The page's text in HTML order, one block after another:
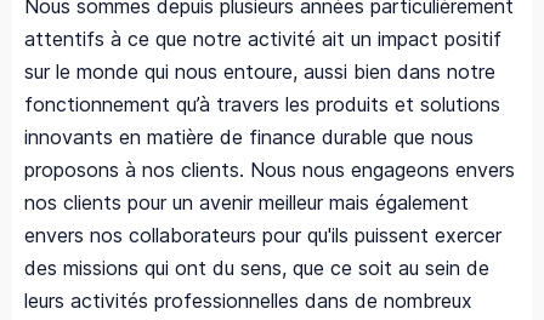
Nous sommes depuis plusieurs années particulièrement
attentifs à ce que notre activité ait un impact positif
sur le monde qui nous entoure, aussi bien dans notre
fonctionnement qu’à travers les produits et solutions
innovants en matière de finance durable que nous
proposons à nos clients. Nous nous engageons envers
nos clients pour un avenir meilleur mais également
envers nos collaborateurs pour qu'ils puissent exercer
des missions qui ont du sens, que ce soit au sein de
leurs activités professionnelles dans de nombreux